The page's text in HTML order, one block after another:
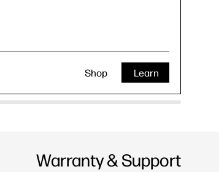
Learn
Shop
Warranty & Support